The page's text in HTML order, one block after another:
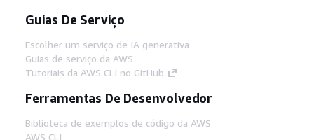
Guias De Serviço
Escolher um serviço de IA generativa
Guias de serviço da AWS
Tutoriais da AWS CLI no GitHub
Ferramentas De Desenvolvedor
Biblioteca de exemplos de código da AWS
AWS CLI